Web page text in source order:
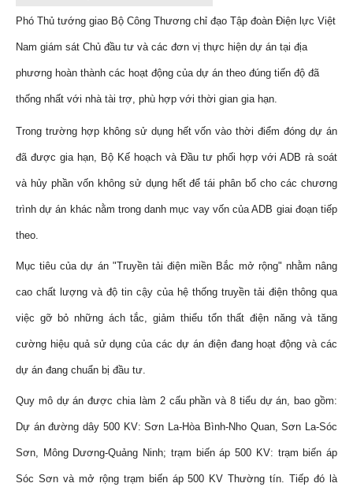
Phó Thủ tướng giao Bộ Công Thương chỉ đạo Tập đoàn Điện lực Việt
Nam giám sát Chủ đầu tư và các đơn vị thực hiện dự án tại địa
phương hoàn thành các hoạt động của dự án theo đúng tiến độ đã
thống nhất với nhà tài trợ, phù hợp với thời gian gia hạn.
Trong trường hợp không sử dụng hết vốn vào thời điểm đóng dự án
đã được gia hạn, Bộ Kế hoạch và Đầu tư phối hợp với ADB rà soát
và hủy phần vốn không sử dụng hết để tái phân bổ cho các chương
trình dự án khác nằm trong danh mục vay vốn của ADB giai đoạn tiếp
theo.
Mục tiêu của dự án "Truyền tải điện miền Bắc mở rộng" nhằm nâng
cao chất lượng và độ tin cậy của hệ thống truyền tải điện thông qua
việc gỡ bỏ những ách tắc, giảm thiểu tổn thất điện năng và tăng
cường hiệu quả sử dụng của các dự án điện đang hoạt động và các
dự án đang chuẩn bị đầu tư.
Quy mô dự án được chia làm 2 cấu phần và 8 tiểu dự án, bao gồm:
Dự án đường dây 500 KV: Sơn La-Hòa Bình-Nho Quan, Sơn La-Sóc
Sơn, Mông Dương-Quảng Ninh; trạm biến áp 500 KV: trạm biến áp
Sóc Sơn và mở rộng trạm biến áp 500 KV Thường tín. Tiếp đó là